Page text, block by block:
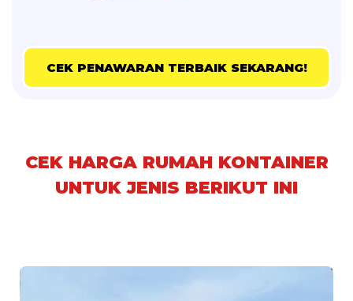
CEK PENAWARAN TERBAIK SEKARANG!
CEK HARGA RUMAH KONTAINER
UNTUK JENIS BERIKUT INI